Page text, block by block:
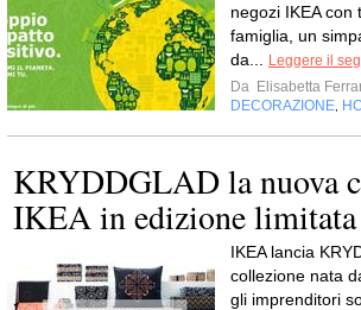
negozi IKEA con
famiglia, un
da...
Leggere il
Da Elisabetta
DECORAZIONE
KRYDDGLAD la nuova
IKEA in edizione limitata
IKEA lancia
collezione nata
gli imprenditori